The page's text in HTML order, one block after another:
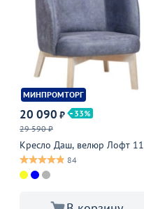
МИНПРОМТОРГ
20 090 ₽
33
29 590 ₽
Кресло Даш, велюр Лофт 11
84